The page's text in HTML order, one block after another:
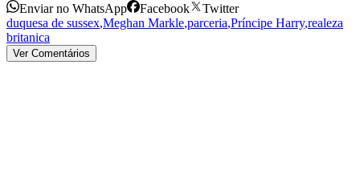
Enviar no WhatsApp Facebook
Twitter
duquesa de sussex,Meghan Markle,parceria,Príncipe Harry,realeza
britanica
Ver Comentários